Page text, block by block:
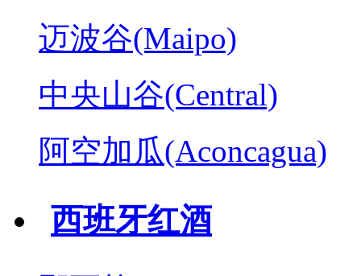
迈波谷(Maipo)
中央山谷(Central)
阿空加瓜(Aconcagua)
西班牙红酒